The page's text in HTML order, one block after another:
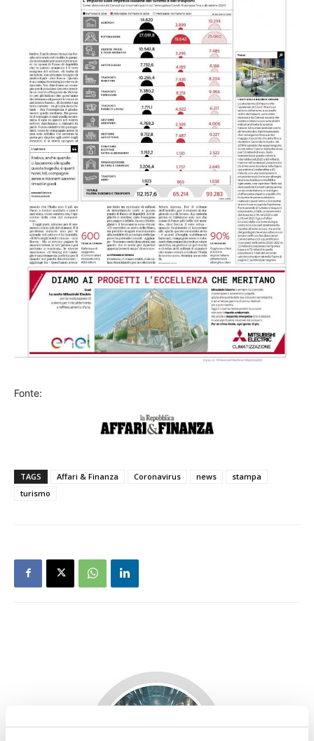
Fonte:
TAGS Affari & Finanza Coronavirus news
stampa
turismo